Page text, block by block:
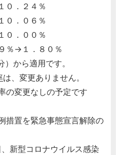
．２４％
．０６％
．００％
％→１．８０％
から適用です。
は、変更ありません。
の変更なしの予定です
措置を緊急事態宣言解除の
新型コロナウイルス感染